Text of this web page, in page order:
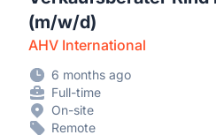
(m/w/d)
AHV International
6 months ago
Full-time
On-site
Remote